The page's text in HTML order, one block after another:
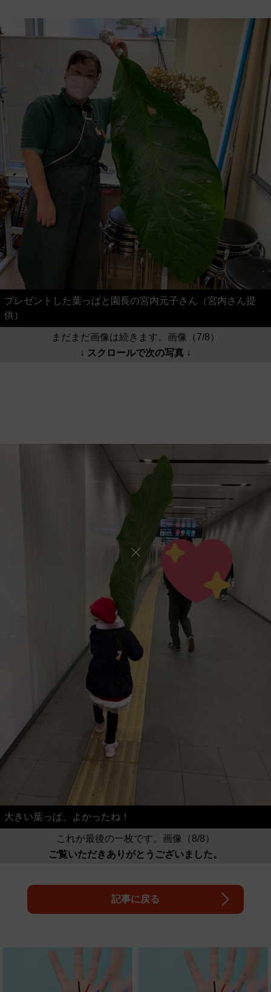
プレゼントした葉っぱと園長の宮内元子さん（宮内さん提
供）
まだまだ画像は続きます。画像（7/8）
↓ スクロールで次の写真 ↓
大きい葉っぱ、よかったね！
これが最後の一枚です。画像（8/8）
ご覧いただきありがとうございました。
記事に戻る